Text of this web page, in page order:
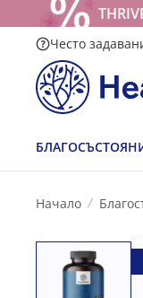
Често
Начало